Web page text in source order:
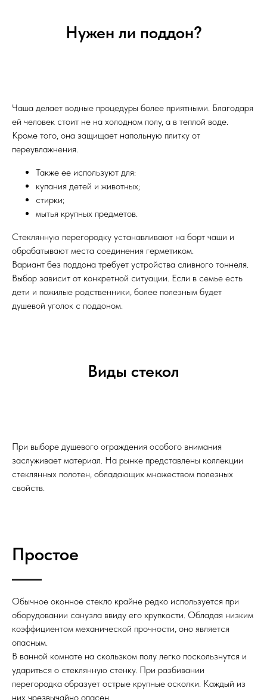
Нужен ли поддон?
Чаша делает водные процедуры более приятными. Благодаря
ей человек стоит не на холодном полу, а в теплой воде.
Кроме того, она защищает напольную плитку от
переувлажнения.
Также ее используют для:
купания детей и животных;
стирки;
мытья крупных предметов.
Стеклянную перегородку устанавливают на борт чаши и
обрабатывают места соединения герметиком.
Вариант без поддона требует устройства сливного тоннеля.
Выбор зависит от конкретной ситуации. Если в семье есть
дети и пожилые родственники, более полезным будет
душевой уголок с поддоном.
Виды стекол
При выборе душевого ограждения особого внимания
заслуживает материал. На рынке представлены коллекции
стеклянных полотен, обладающих множеством полезных
свойств.
Простое
Обычное оконное стекло крайне редко используется при
оборудовании санузла ввиду его хрупкости. Обладая низким
коэффициентом механической прочности, оно является
опасным.
В ванной комнате на скользком полу легко поскользнутся и
удариться о стеклянную стенку. При разбивании
перегородка образует острые крупные осколки. Каждый из
них чрезвычайно опасен.